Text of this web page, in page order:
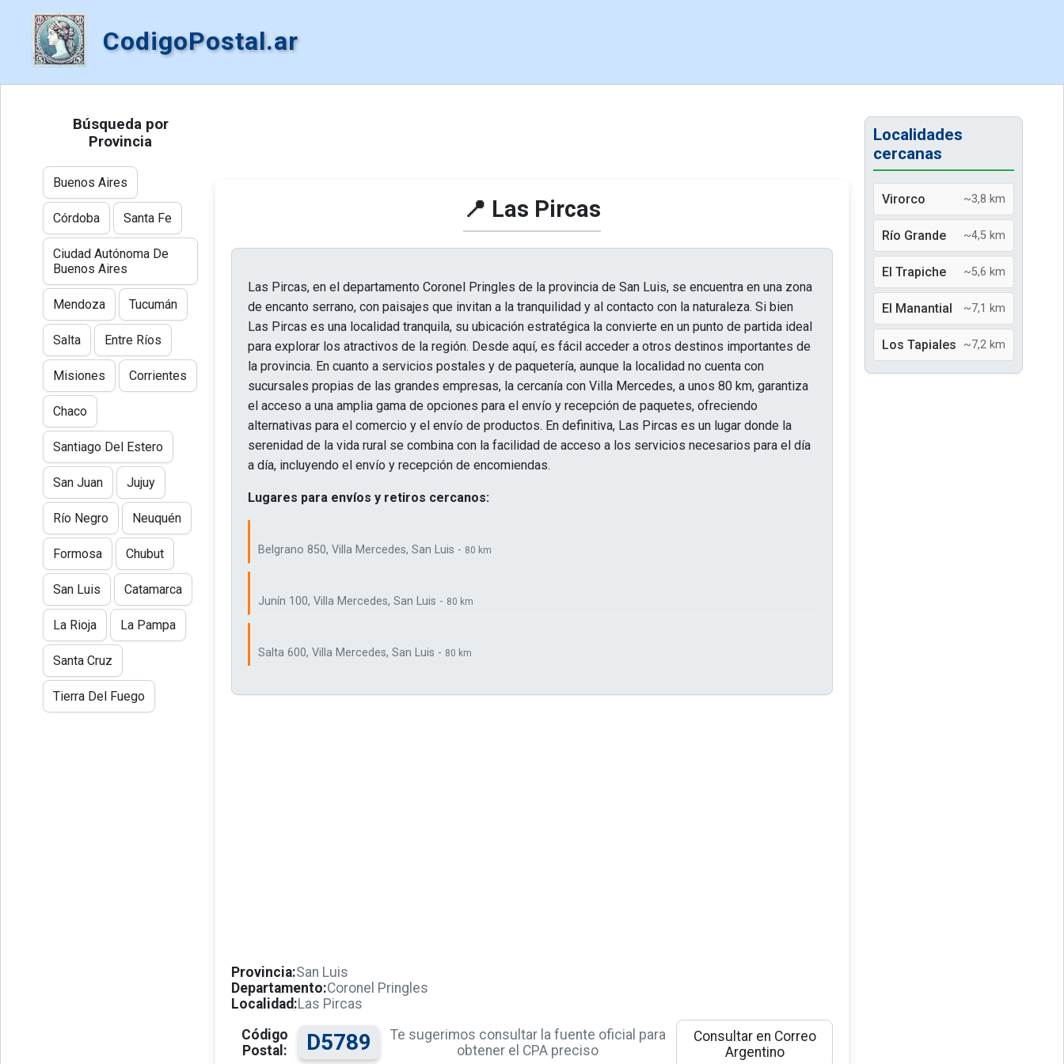
CodigoPostal.ar
📍 Las Pircas
Las Pircas, en el departamento Coronel Pringles de la provincia de San Luis, se encuentra en una zona
de encanto serrano, con paisajes que invitan a la tranquilidad y al contacto con la naturaleza. Si bien
Las Pircas es una localidad tranquila, su ubicación estratégica la convierte en un punto de partida ideal
para explorar los atractivos de la región. Desde aquí, es fácil acceder a otros destinos importantes de
la provincia. En cuanto a servicios postales y de paquetería, aunque la localidad no cuenta con
sucursales propias de las grandes empresas, la cercanía con Villa Mercedes, a unos 80 km, garantiza
el acceso a una amplia gama de opciones para el envío y recepción de paquetes, ofreciendo
alternativas para el comercio y el envío de productos. En definitiva, Las Pircas es un lugar donde la
serenidad de la vida rural se combina con la facilidad de acceso a los servicios necesarios para el día
a día, incluyendo el envío y recepción de encomiendas.
Lugares para envíos y retiros cercanos:
Belgrano 850, Villa Mercedes, San Luis - 80 km
Junín 100, Villa Mercedes, San Luis - 80 km
Salta 600, Villa Mercedes, San Luis - 80 km
Provincia:San Luis
Departamento:Coronel Pringles
Localidad:Las Pircas
Código
Postal:
D5789
Te sugerimos consultar la fuente oficial para
obtener el CPA preciso
Consultar en Correo
Argentino
Búsqueda por
Provincia
Buenos Aires
Córdoba Santa Fe
Ciudad Autónoma De
Buenos Aires
Mendoza Tucumán
Salta Entre Ríos
Misiones Corrientes
Chaco
Santiago Del Estero
San Juan Jujuy
Río Negro Neuquén
Formosa Chubut
San Luis Catamarca
La Rioja La Pampa
Santa Cruz
Tierra Del Fuego
Localidades
cercanas
Virorco ~3,8 km
Río Grande ~4,5 km
El Trapiche ~5,6 km
El Manantial ~7,1 km
Los Tapiales ~7,2 km